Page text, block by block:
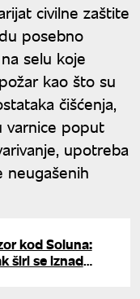
civilne zaštite
posebno
selu koje
kao što su
čišćenja,
varnice poput
upotreba
neugašenih
kod Soluna:
širi se iznad